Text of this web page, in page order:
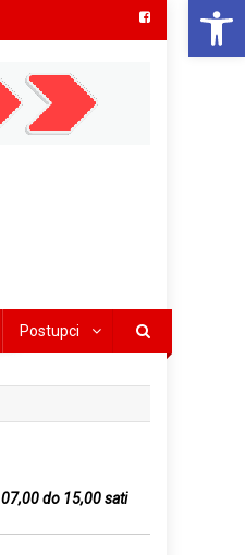
Postupci
07,00 do 15,00 sati